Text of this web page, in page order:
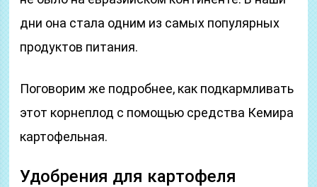
дни она стала одним из самых популярных
продуктов питания.
Поговорим же подробнее, как подкармливать
этот корнеплод с помощью средства Кемира
картофельная.
Удобрения для картофеля